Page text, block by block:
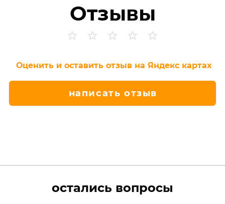
Отзывы
Оценить и оставить отзыв на Яндекс картах
написать отзыв
остались вопросы